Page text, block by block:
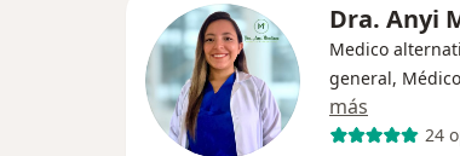
Dra. Anyi
Medico
general,
más
24